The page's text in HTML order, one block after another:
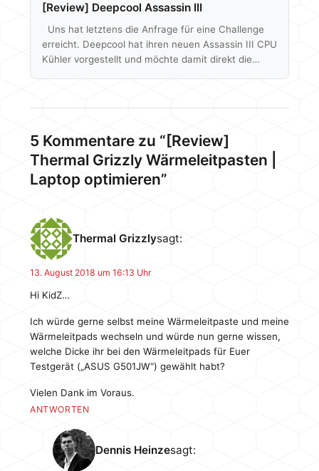
[Review] Deepcool Assassin III
Uns hat letztens die Anfrage für eine Challenge
erreicht. Deepcool hat ihren neuen Assassin III CPU
Kühler vorgestellt und möchte damit direkt die
bzw. NH-D15S, den wir hier für den Artikel nutzen,
haben wir bereits in eigenständigen Artikeln
getestet. Aktuell wird der Assassin III…
5 Kommentare zu “[Review]
Thermal Grizzly Wärmeleitpasten |
Laptop optimieren”
Thermal Grizzlysagt:
13. August 2018 um 16:13 Uhr
Hi KidZ…
Ich würde gerne selbst meine Wärmeleitpaste und meine
Wärmeleitpads wechseln und würde nun gerne wissen,
welche Dicke ihr bei den Wärmeleitpads für Euer
Testgerät („ASUS G501JW“) gewählt habt?
Vielen Dank im Voraus.
ANTWORTEN
Dennis Heinzesagt: